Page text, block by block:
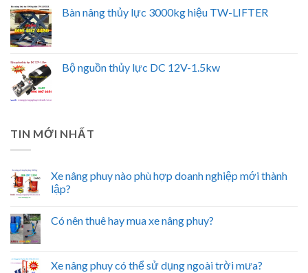
Bàn nâng thủy lực 3000kg hiệu TW-LIFTER
Bộ nguồn thủy lực DC 12V-1.5kw
TIN MỚI NHẤT
Xe nâng phuy nào phù hợp doanh nghiệp mới thành
lập?
Có nên thuê hay mua xe nâng phuy?
Xe nâng phuy có thể sử dụng ngoài trời mưa?